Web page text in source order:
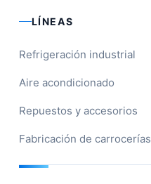
LÍNEAS
Refrigeración industrial
Aire acondicionado
Repuestos y accesorios
Fabricación de carrocerías